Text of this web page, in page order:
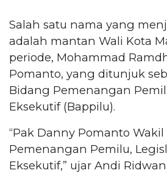
Salah satu nama yang
adalah mantan Wali Kota
periode, Mohammad
Pomanto, yang ditunjuk
Bidang Pemenangan
Eksekutif (Bappilu).
“Pak Danny Pomanto
Pemenangan Pemilu,
Eksekutif,” ujar Andi